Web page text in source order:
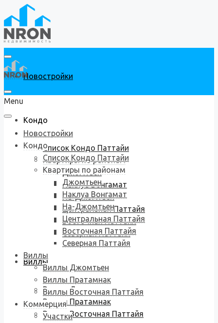
Новостройки
Кондо
Список Кондо Паттайи
Квартиры по районам
Джомтьен
Наклуа Вонгамат
На-Джомтьен
Центральная Паттайя
Восточная Паттайя
Северная Паттайя
Виллы
Виллы Джомтьен
Виллы Пратамнак
Виллы Восточная Паттайя
Menu
Новостройки
Кондо
Список Кондо Паттайи
Квартиры по районам
Джомтьен
Наклуа Вонгамат
На-Джомтьен
Центральная Паттайя
Восточная Паттайя
Северная Паттайя
Виллы
Виллы Джомтьен
Виллы Пратамнак
Виллы Восточная Паттайя
Коммерция
Участки